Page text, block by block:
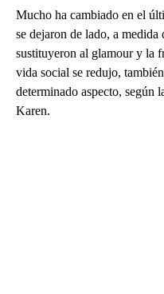
Mucho ha cambiado en el
se dejaron de lado, a
sustituyeron al glamour y la
vida social se redujo,
determinado aspecto, según
Karen.